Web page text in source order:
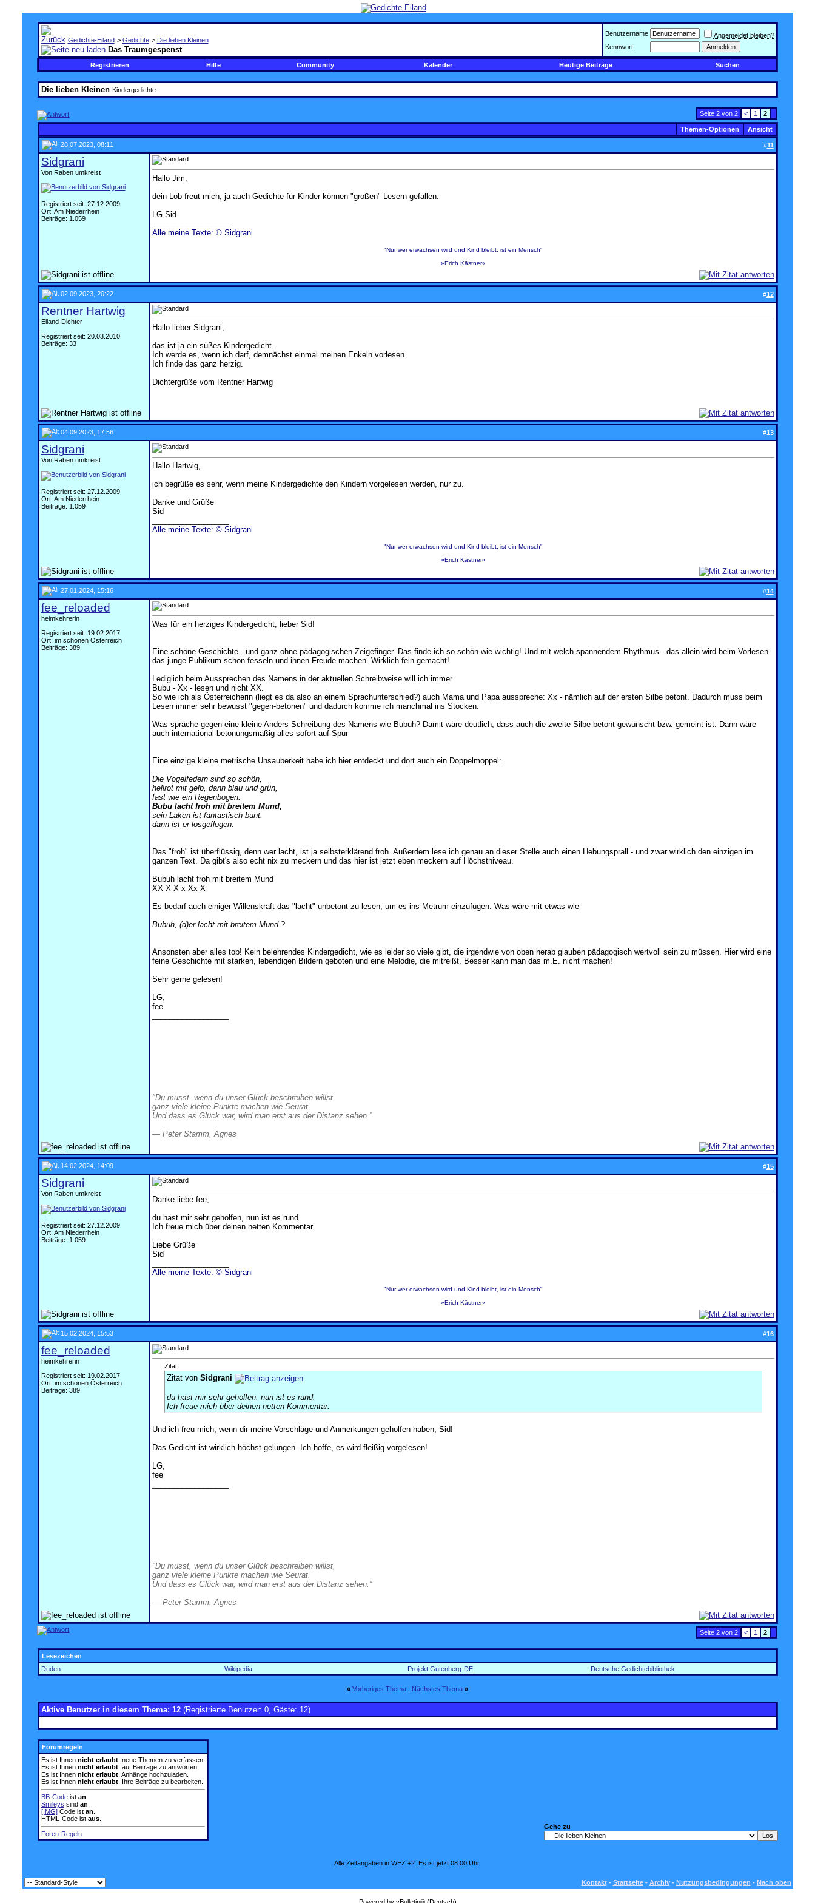
Gedichte-Eiland > Gedichte > Die lieben Kleinen
Das Traumgespenst
Benutzername
Angemeldet bleiben?
Kennwort
Registrieren Hilfe Community Kalender Heutige Beiträge Suchen
Die lieben Kleinen Kindergedichte
Seite 2 von 2 < 1 2
Themen-Optionen Ansicht
28.07.2023, 08:11 #11
Sidgrani
Von Raben umkreist
Registriert seit: 27.12.2009
Ort: Am Niederrhein
Beiträge: 1.059
Hallo Jim,
dein Lob freut mich, ja auch Gedichte für Kinder können "großen" Lesern gefallen.
LG Sid
Alle meine Texte: © Sidgrani
"Nur wer erwachsen wird und Kind bleibt, ist ein Mensch"
»Erich Kästner«
02.09.2023, 20:22 #12
Rentner Hartwig
Eiland-Dichter
Registriert seit: 20.03.2010
Beiträge: 33
Hallo lieber Sidgrani,
das ist ja ein süßes Kindergedicht.
Ich werde es, wenn ich darf, demnächst einmal meinen Enkeln vorlesen.
Ich finde das ganz herzig.
Dichtergrüße vom Rentner Hartwig
04.09.2023, 17:56 #13
Sidgrani
Von Raben umkreist
Registriert seit: 27.12.2009
Ort: Am Niederrhein
Beiträge: 1.059
Hallo Hartwig,
ich begrüße es sehr, wenn meine Kindergedichte den Kindern vorgelesen werden, nur zu.
Danke und Grüße
Sid
Alle meine Texte: © Sidgrani
"Nur wer erwachsen wird und Kind bleibt, ist ein Mensch"
»Erich Kästner«
27.01.2024, 15:16 #14
fee_reloaded
heimkehrerin
Registriert seit: 19.02.2017
Ort: im schönen Österreich
Beiträge: 389
Was für ein herziges Kindergedicht, lieber Sid!
Eine schöne Geschichte - und ganz ohne pädagogischen Zeigefinger. Das finde ich so schön wie wichtig! Und mit welch spannendem Rhythmus - das allein wird beim Vorlesen
das junge Publikum schon fesseln und ihnen Freude machen. Wirklich fein gemacht!
Lediglich beim Aussprechen des Namens in der aktuellen Schreibweise will ich immer
Bubu - Xx - lesen und nicht XX.
So wie ich als Österreicherin (liegt es da also an einem Sprachunterschied?) auch Mama und Papa ausspreche: Xx - nämlich auf der ersten Silbe betont. Dadurch muss beim
Lesen immer sehr bewusst "gegen-betonen" und dadurch komme ich manchmal ins Stocken.
Was spräche gegen eine kleine Anders-Schreibung des Namens wie Bubuh? Damit wäre deutlich, dass auch die zweite Silbe betont gewünscht bzw. gemeint ist. Dann wäre
auch international betonungsmäßig alles sofort auf Spur
Eine einzige kleine metrische Unsauberkeit habe ich hier entdeckt und dort auch ein Doppelmoppel:
Die Vogelfedern sind so schön,
hellrot mit gelb, dann blau und grün,
fast wie ein Regenbogen.
Bubu lacht frohmit breitem Mund,
sein Laken ist fantastisch bunt,
dann ist er losgeflogen.
Das "froh" ist überflüssig, denn wer lacht, ist ja selbsterklärend froh. Außerdem lese ich genau an dieser Stelle auch einen Hebungsprall - und zwar wirklich den einzigen im
ganzen Text. Da gibt's also echt nix zu meckern und das hier ist jetzt eben meckern auf Höchstniveau.
Bubuh lacht froh mit breitem Mund
XX X X x Xx X
Es bedarf auch einiger Willenskraft das "lacht" unbetont zu lesen, um es ins Metrum einzufügen. Was wäre mit etwas wie
Bubuh, (d)er lacht mit breitem Mund?
Ansonsten aber alles top! Kein belehrendes Kindergedicht, wie es leider so viele gibt, die irgendwie von oben herab glauben pädagogisch wertvoll sein zu müssen. Hier wird eine
feine Geschichte mit starken, lebendigen Bildern geboten und eine Melodie, die mitreißt. Besser kann man das m.E. nicht machen!
Sehr gerne gelesen!
LG,
fee
"Du musst, wenn du unser Glück beschreiben willst,
ganz viele kleine Punkte machen wie Seurat.
Und dass es Glück war, wird man erst aus der Distanz sehen.”
― Peter Stamm, Agnes
14.02.2024, 14:09 #15
Sidgrani
Von Raben umkreist
Registriert seit: 27.12.2009
Ort: Am Niederrhein
Beiträge: 1.059
Danke liebe fee,
du hast mir sehr geholfen, nun ist es rund.
Ich freue mich über deinen netten Kommentar.
Liebe Grüße
Sid
Alle meine Texte: © Sidgrani
"Nur wer erwachsen wird und Kind bleibt, ist ein Mensch"
»Erich Kästner«
15.02.2024, 15:53 #16
fee_reloaded
heimkehrerin
Registriert seit: 19.02.2017
Ort: im schönen Österreich
Beiträge: 389
Zitat:
Zitat von Sidgrani
du hast mir sehr geholfen, nun ist es rund.
Ich freue mich über deinen netten Kommentar.
Und ich freu mich, wenn dir meine Vorschläge und Anmerkungen geholfen haben, Sid!
Das Gedicht ist wirklich höchst gelungen. Ich hoffe, es wird fleißig vorgelesen!
LG,
fee
"Du musst, wenn du unser Glück beschreiben willst,
ganz viele kleine Punkte machen wie Seurat.
Und dass es Glück war, wird man erst aus der Distanz sehen.”
― Peter Stamm, Agnes
Seite 2 von 2 < 1 2
Lesezeichen
Duden
Wikipedia Projekt Gutenberg-DE Deutsche Gedichtebibliothek
« Vorheriges Thema | Nächstes Thema »
Aktive Benutzer in diesem Thema: 12 (Registrierte Benutzer: 0, Gäste: 12)
Forumregeln
Es ist Ihnen nicht erlaubt, neue Themen zu verfassen.
Es ist Ihnen nicht erlaubt, auf Beiträge zu antworten.
Es ist Ihnen nicht erlaubt, Anhänge hochzuladen.
Es ist Ihnen nicht erlaubt, Ihre Beiträge zu bearbeiten.
BB-Codeist an
Smileys sind an
[IMG]Code ist an
HTML-Code ist aus.
Foren-Regeln
Gehe zu
Alle Zeitangaben in WEZ +2. Es ist jetzt 08:00 Uhr.
Kontakt- Startseite- Archiv- Nutzungsbedingungen - Nach oben